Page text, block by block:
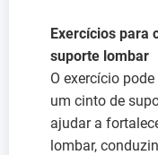
Exercícios para
suporte lombar
O exercício
um cinto de
ajudar a
lombar,